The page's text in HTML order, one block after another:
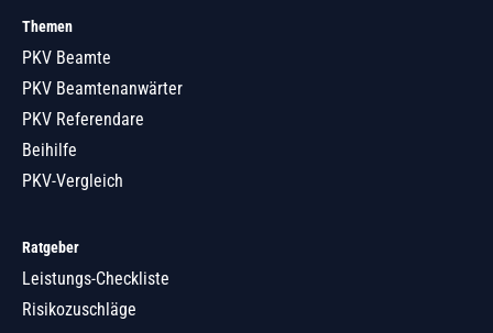
Themen
PKV Beamte
PKV Beamtenanwärter
PKV Referendare
Beihilfe
PKV-Vergleich
Ratgeber
Leistungs-Checkliste
Risikozuschläge